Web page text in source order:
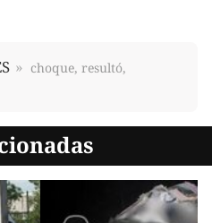
choque, resultó,